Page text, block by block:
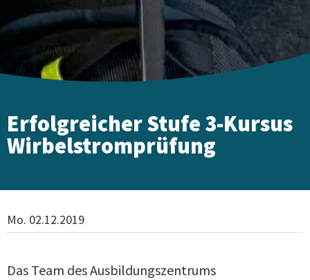
Erfolgreicher Stufe 3-Kursus
Wirbelstromprüfung
Mo. 02.12.2019
Das Team des Ausbildungszentrums